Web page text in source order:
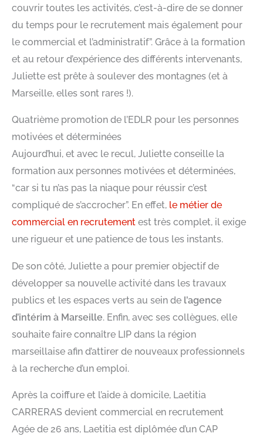
couvrir toutes les activités, c’est-à-dire de se donner
du temps pour le recrutement mais également pour
le commercial et l’administratif”. Grâce à la formation
et au retour d’expérience des différents intervenants,
Juliette est prête à soulever des montagnes (et à
Marseille, elles sont rares !).
Quatrième promotion de l’EDLR pour les personnes
motivées et déterminées
Aujourd’hui, et avec le recul, Juliette conseille la
formation aux personnes motivées et déterminées,
“car si tu n’as pas la niaque pour réussir c’est
compliqué de s’accrocher”. En effet, le métier de
commercial en recrutement est très complet, il exige
une rigueur et une patience de tous les instants.
De son côté, Juliette a pour premier objectif de
développer sa nouvelle activité dans les travaux
publics et les espaces verts au sein de l’agence
d’intérim à Marseille. Enfin, avec ses collègues, elle
souhaite faire connaître LIP dans la région
marseillaise afin d’attirer de nouveaux professionnels
à la recherche d’un emploi.
Après la coiffure et l’aide à domicile, Laetitia
CARRERAS devient commercial en recrutement
Agée de 26 ans, Laetitia est diplômée d’un CAP